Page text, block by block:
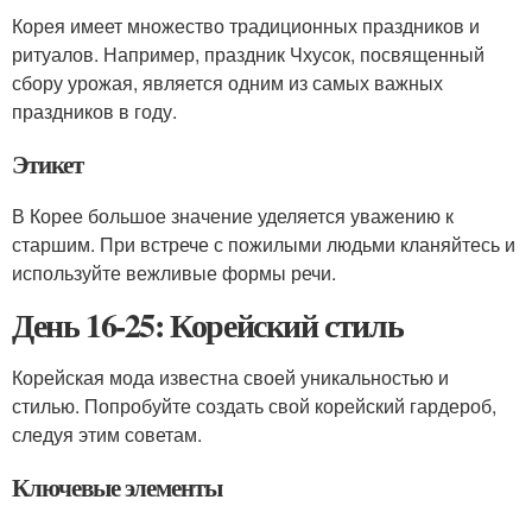
Корея имеет множество традиционных праздников и
ритуалов. Например, праздник Чхусок, посвященный
сбору урожая, является одним из самых важных
праздников в году.
Этикет
В Корее большое значение уделяется уважению к
старшим. При встрече с пожилыми людьми кланяйтесь и
используйте вежливые формы речи.
День 16-25: Корейский стиль
Корейская мода известна своей уникальностью и
стилью. Попробуйте создать свой корейский гардероб,
следуя этим советам.
Ключевые элементы